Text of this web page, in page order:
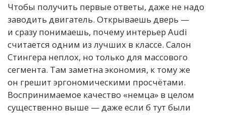
Чтобы получить первые ответы, даже не надо
заводить двигатель. Открываешь дверь —
и сразу понимаешь, почему интерьер Audi
считается одним из лучших в классе. Салон
Стингера неплох, но только для массового
сегмента. Там заметна экономия, к тому же
он грешит эргономическими просчётами.
Воспринимаемое качество «немца» в целом
существенно выше — даже если б тут были